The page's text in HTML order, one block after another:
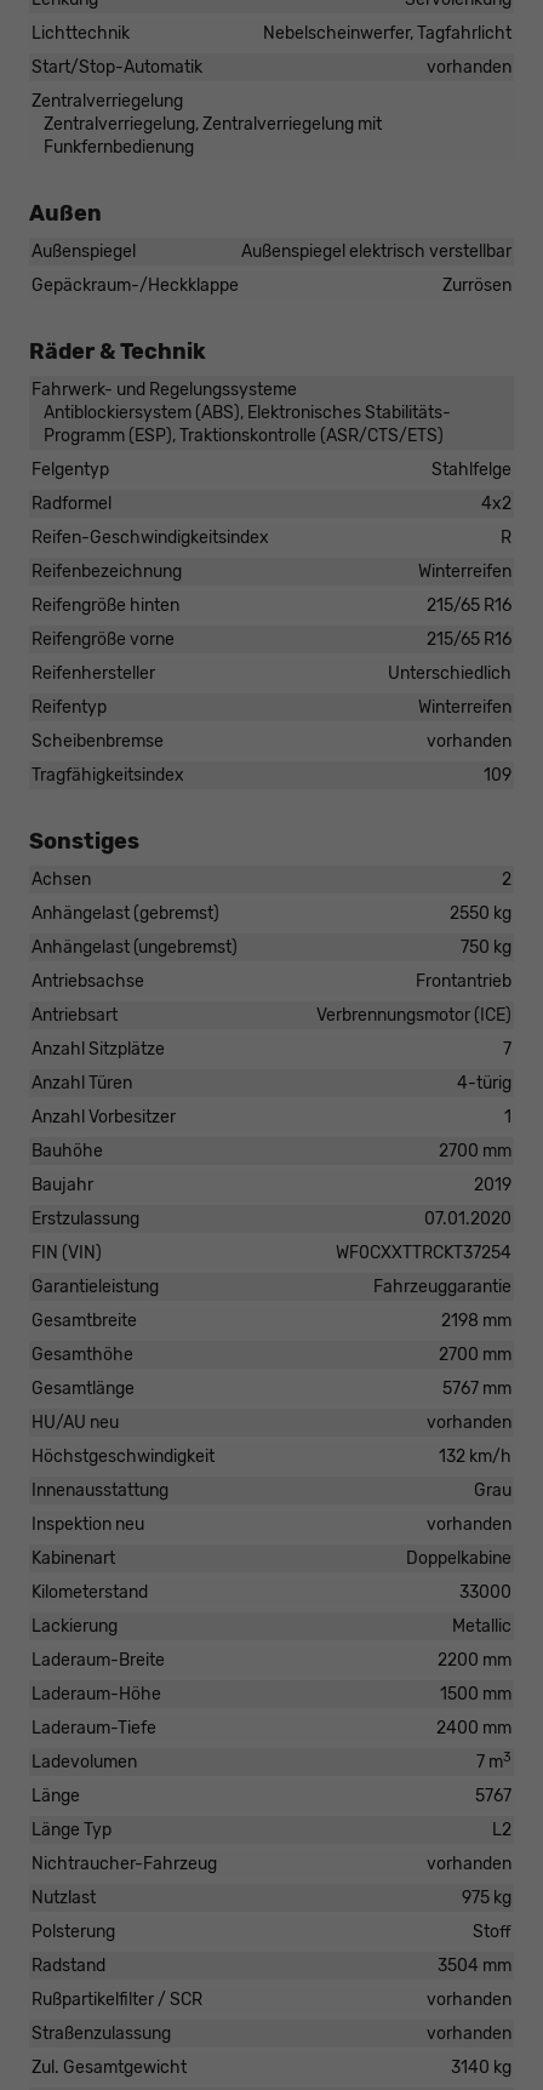
Lichttechnik
Nebelscheinwerfer, Tagfahrlicht
Start/Stop-Automatik
vorhanden
Zentralverriegelung
Zentralverriegelung, Zentralverriegelung mit
Funkfernbedienung
Außen
Außenspiegel
Außenspiegel elektrisch verstellbar
Gepäckraum-/Heckklappe
Zurrösen
Räder & Technik
Fahrwerk- und Regelungssysteme
Antiblockiersystem (ABS), Elektronisches Stabilitäts-
Programm (ESP), Traktionskontrolle (ASR/CTS/ETS)
Felgentyp
Stahlfelge
Radformel
4x2
Reifen-Geschwindigkeitsindex
R
Reifenbezeichnung
Winterreifen
Reifengröße hinten
215/65 R16
Reifengröße vorne
215/65 R16
Reifenhersteller
Unterschiedlich
Reifentyp
Winterreifen
Scheibenbremse
vorhanden
Tragfähigkeitsindex
109
Sonstiges
Achsen
2
Anhängelast (gebremst)
2550 kg
Anhängelast (ungebremst)
750 kg
Antriebsachse
Frontantrieb
Antriebsart
Verbrennungsmotor (ICE)
Anzahl Sitzplätze
7
Anzahl Türen
4-türig
Anzahl Vorbesitzer
1
Bauhöhe
2700 mm
Baujahr
2019
Erstzulassung
07.01.2020
FIN (VIN)
WF0CXXTTRCKT37254
Garantieleistung
Fahrzeuggarantie
Gesamtbreite
2198 mm
Gesamthöhe
2700 mm
Gesamtlänge
5767 mm
HU/AU neu
vorhanden
Höchstgeschwindigkeit
132 km/h
Innenausstattung
Grau
Inspektion neu
vorhanden
Kabinenart
Doppelkabine
Kilometerstand
33000
Lackierung
Metallic
Laderaum-Breite
2200 mm
Laderaum-Höhe
1500 mm
Laderaum-Tiefe
2400 mm
Ladevolumen
7 m3
Länge
5767
Länge Typ
L2
Nichtraucher-Fahrzeug
vorhanden
Nutzlast
975 kg
Polsterung
Stoff
Radstand
3504 mm
Rußpartikelfilter / SCR
vorhanden
Straßenzulassung
vorhanden
Zul. Gesamtgewicht
3140 kg